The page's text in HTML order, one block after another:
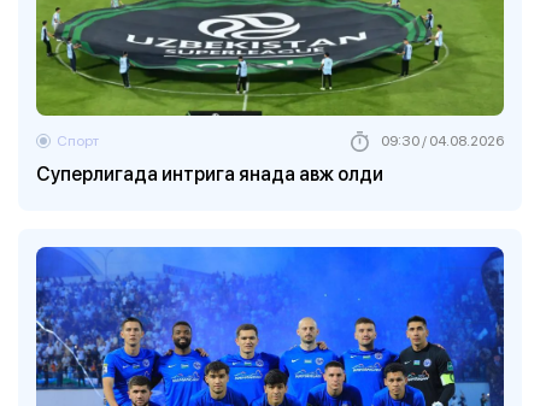
Суперлигада интрига янада авж олди
Спорт 09:30 / 04.08.2026